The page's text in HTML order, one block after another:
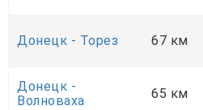
Донецк - Торез 67 км
Донецк -
Волноваха
65 км